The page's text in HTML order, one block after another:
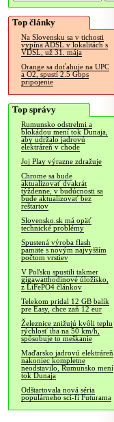
Top články
Na Slovensku sa v tichosti
vypína ADSL v lokalitách s
VDSL, už 31. mája
Orange sa doťahuje na UPC
a O2, spustí 2.5 Gbps
pripojenie
Top správy
Rumunsko odstrelmi a
blokádou mení tok Dunaja,
aby udržalo jadrovú
elektráreň v chode
Joj Play výrazne zdražuje
Chrome sa bude
aktualizovať dvakrát
týždenne, v budúcnosti sa
bude aktualizovať bez
reštartov
Slovensko.sk má opäť
technické problémy
Spustená výroba flash
pamäte s novým najvyšším
počtom vrstiev
V Poľsku spustili takmer
gigawatthodinové úložisko,
z LiFePO4 článkov
Telekom pridal 12 GB balík
pre Easy, chce zaň 12 eur
Železnice znižujú kvôli teplu
rýchlosť iba na 50 km/h,
spôsobuje to meškanie
Maďarsko jadrovú elektráreň
nakoniec kompletne
neodstavilo, Rumunsko mení
tok Dunaja
Odštartovala nová séria
populárneho sci-fi Futurama